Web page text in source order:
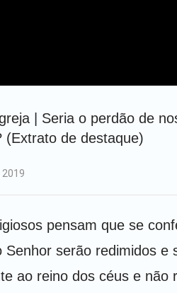
| Seria o perdão de
(Extrato de destaque)
2019
pensam que se
Senhor serão redimidos e
ao reino dos céus e não